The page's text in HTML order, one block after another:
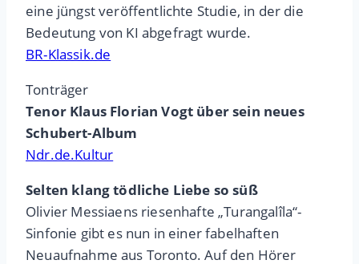
eine jüngst veröffentlichte Studie, in der die
Bedeutung von KI abgefragt wurde.
BR-Klassik.de
Tonträger
Tenor Klaus Florian Vogt über sein neues
Schubert-Album
Ndr.de.Kultur
Selten klang tödliche Liebe so süß
Olivier Messiaens riesenhafte „Turangalîla“-
Sinfonie gibt es nun in einer fabelhaften
Neuaufnahme aus Toronto. Auf den Hörer